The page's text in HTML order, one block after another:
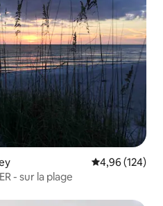
Évaluation
4,96 (124)
- sur la plage